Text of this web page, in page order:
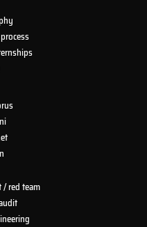
/ red team